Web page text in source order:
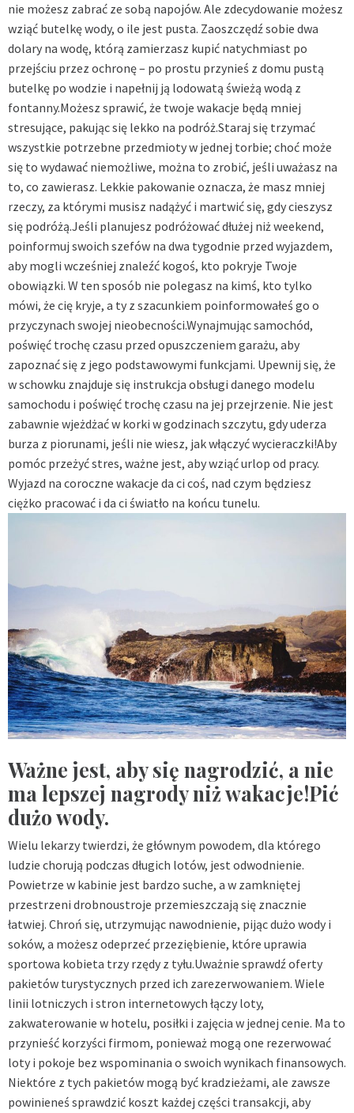
nie możesz zabrać ze sobą napojów. Ale zdecydowanie możesz
wziąć butelkę wody, o ile jest pusta. Zaoszczędź sobie dwa
dolary na wodę, którą zamierzasz kupić natychmiast po
przejściu przez ochronę – po prostu przynieś z domu pustą
butelkę po wodzie i napełnij ją lodowatą świeżą wodą z
fontanny.Możesz sprawić, że twoje wakacje będą mniej
stresujące, pakując się lekko na podróż.Staraj się trzymać
wszystkie potrzebne przedmioty w jednej torbie; choć może
się to wydawać niemożliwe, można to zrobić, jeśli uważasz na
to, co zawierasz. Lekkie pakowanie oznacza, że ​​masz mniej
rzeczy, za którymi musisz nadążyć i martwić się, gdy cieszysz
się podróżą.Jeśli planujesz podróżować dłużej niż weekend,
poinformuj swoich szefów na dwa tygodnie przed wyjazdem,
aby mogli wcześniej znaleźć kogoś, kto pokryje Twoje
obowiązki. W ten sposób nie polegasz na kimś, kto tylko
mówi, że cię kryje, a ty z szacunkiem poinformowałeś go o
przyczynach swojej nieobecności.Wynajmując samochód,
poświęć trochę czasu przed opuszczeniem garażu, aby
zapoznać się z jego podstawowymi funkcjami. Upewnij się, że
w schowku znajduje się instrukcja obsługi danego modelu
samochodu i poświęć trochę czasu na jej przejrzenie. Nie jest
zabawnie wjeżdżać w korki w godzinach szczytu, gdy uderza
burza z piorunami, jeśli nie wiesz, jak włączyć wycieraczki!Aby
pomóc przeżyć stres, ważne jest, aby wziąć urlop od pracy.
Wyjazd na coroczne wakacje da ci coś, nad czym będziesz
ciężko pracować i da ci światło na końcu tunelu.
Ważne jest, aby się nagrodzić, a nie
ma lepszej nagrody niż wakacje!Pić
dużo wody.
Wielu lekarzy twierdzi, że głównym powodem, dla którego
ludzie chorują podczas długich lotów, jest odwodnienie.
Powietrze w kabinie jest bardzo suche, a w zamkniętej
przestrzeni drobnoustroje przemieszczają się znacznie
łatwiej. Chroń się, utrzymując nawodnienie, pijąc dużo wody i
soków, a możesz odeprzeć przeziębienie, które uprawia
sportowa kobieta trzy rzędy z tyłu.Uważnie sprawdź oferty
pakietów turystycznych przed ich zarezerwowaniem. Wiele
linii lotniczych i stron internetowych łączy loty,
zakwaterowanie w hotelu, posiłki i zajęcia w jednej cenie. Ma to
przynieść korzyści firmom, ponieważ mogą one rezerwować
loty i pokoje bez wspominania o swoich wynikach finansowych.
Niektóre z tych pakietów mogą być kradzieżami, ale zawsze
powinieneś sprawdzić koszt każdej części transakcji, aby